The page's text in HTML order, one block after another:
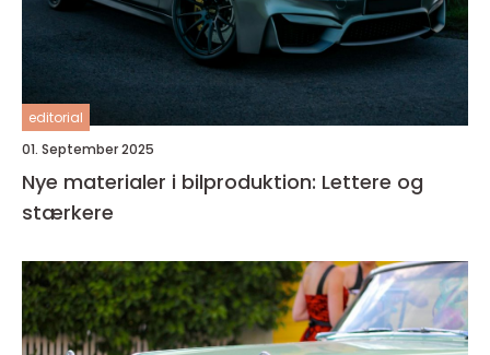
editorial
01. September 2025
Nye materialer i bilproduktion: Lettere og
stærkere